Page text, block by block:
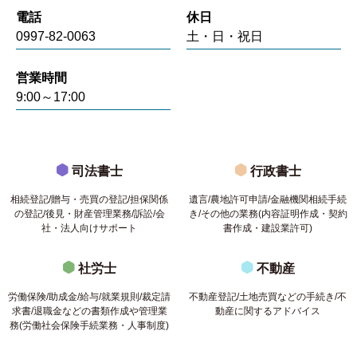
電話
0997-82-0063
休日
土・日・祝日
営業時間
9:00～17:00
司法書士
相続登記/贈与・売買の登記/担保関係
の登記/後見・財産管理業務/訴訟/会
社・法人向けサポート
行政書士
遺言/農地許可申請/金融機関相続手続
き/その他の業務(内容証明作成・契約
書作成・建設業許可)
社労士
労働保険/助成金/給与/就業規則/裁定請
求書/退職金などの書類作成や管理業
務(労働社会保険手続業務・人事制度)
不動産
不動産登記/土地売買などの手続き/不
動産に関するアドバイス